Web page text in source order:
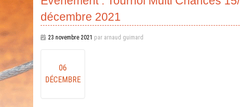
décembre 2021
23 novembre 2021 par arnaud guimard
06
DÉCEMBRE